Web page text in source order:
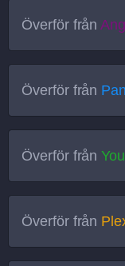
Överför från
Överför från
Överför från
Överför från